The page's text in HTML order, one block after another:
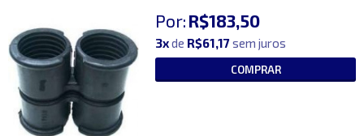
Por: R$183,50
3xde R$61,17 sem juros
COMPRAR